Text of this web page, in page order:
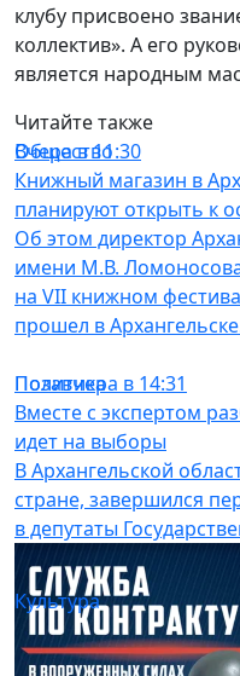
клубу присвоено
коллектив». А его
является народным
Читайте также
Общество
Вчера в 11:30
Книжный магазин в
планируют открыть к
Об этом директор
имени М.В.
на VII книжном
прошел в
Политика
Позавчера в 14:31
Вместе с экспертом
идет на выборы
В Архангельской
стране, завершился
в депутаты
Другие
Культура
24.07.26 11:55
В образцовом
«Улыбка» полвека